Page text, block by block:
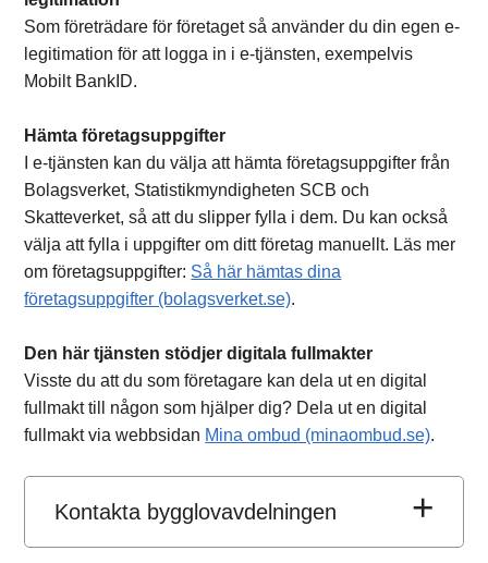
Som företrädare för företaget så använder du din egen e-
legitimation för att logga in i e-tjänsten, exempelvis
Mobilt BankID.
Hämta företagsuppgifter
I e-tjänsten kan du välja att hämta företagsuppgifter från
Bolagsverket, Statistikmyndigheten SCB och
Skatteverket, så att du slipper fylla i dem. Du kan också
välja att fylla i uppgifter om ditt företag manuellt. Läs mer
om företagsuppgifter: Så här hämtas dina
företagsuppgifter (bolagsverket.se).
Den här tjänsten stödjer digitala fullmakter
Visste du att du som företagare kan dela ut en digital
fullmakt till någon som hjälper dig? Dela ut en digital
fullmakt via webbsidan Mina ombud (minaombud.se).
Kontakta bygglovavdelningen